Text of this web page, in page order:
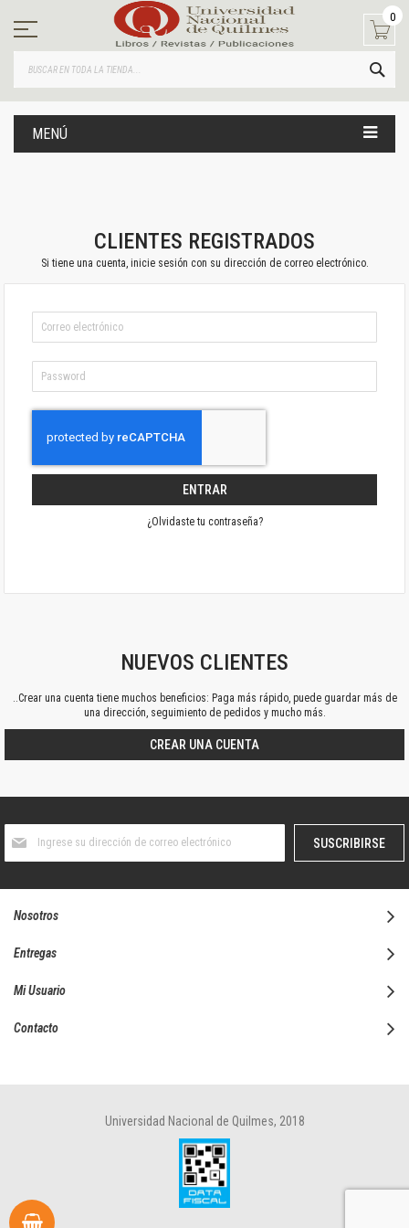
contenido
0
MENÚ
CLIENTES REGISTRADOS
Si tiene una cuenta, inicie sesión con su dirección de correo electrónico.
ENTRAR
¿Olvidaste tu contraseña?
NUEVOS CLIENTES
..Crear una cuenta tiene muchos beneficios: Paga más rápido, puede guardar más de
una dirección, seguimiento de pedidos y mucho más.
CREAR UNA CUENTA
boletín
SUSCRIBIRSE
Nosotros
Entregas
Mi Usuario
Contacto
Universidad Nacional de Quilmes, 2018